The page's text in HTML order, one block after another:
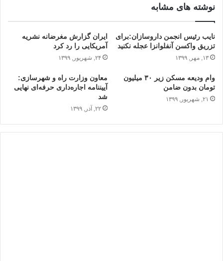
نوشته های مشابه
نایب رئیس انجمن داروسازان:برای
تزریق واکسن آنفلوانزا عجله نکنید
۱۳, مهر, ۱۳۹۹
ایران گزارش مغرضانه نشریه
‌آمریکایی را رد کرد
۲۴, شهریور, ۱۳۹۹
وام ودیعه مسکن زیر ۳۰ میلیون
تومان بدون ضامن
۲۱, شهریور, ۱۳۹۹
معاون وزارت راه و شهرسازی:
آیین‎نامه اجاره‌داری حرفه‌ای نهایی
شد
۲۲, آذر, ۱۳۹۹